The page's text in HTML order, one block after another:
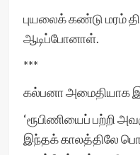
புயலைக் கண்டு மரம்
ஆடிப்போனாள்.
***
கல்பனா அமைதியாக
‘ரூபிணியைப் பற்றி
இந்தக் காலத்திலே